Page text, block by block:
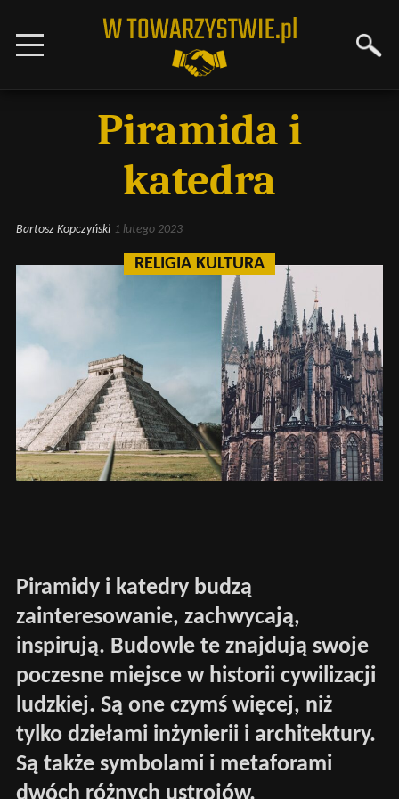
Piramida i
katedra
Bartosz Kopczyński 1 lutego 2023
RELIGIA KULTURA
Piramidy i katedry budzą
zainteresowanie, zachwycają,
inspirują. Budowle te znajdują swoje
poczesne miejsce w historii cywilizacji
ludzkiej. Są one czymś więcej, niż
tylko dziełami inżynierii i architektury.
Są także symbolami i metaforami
dwóch różnych ustrojów.